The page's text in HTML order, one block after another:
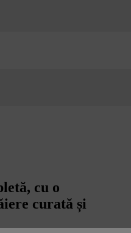
cu o
curată și